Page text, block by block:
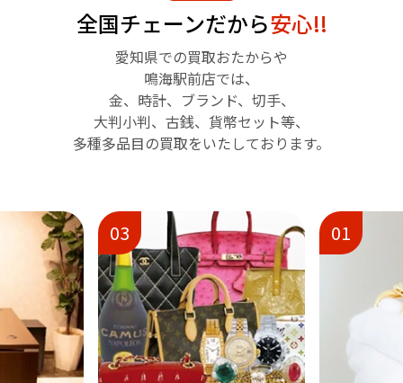
全国チェーンだから安心!!
愛知県での買取おたからや
鳴海駅前店では、
金、時計、ブランド、切手、
大判小判、古銭、貨幣セット等、
多種多品目の買取をいたしております。
01 02